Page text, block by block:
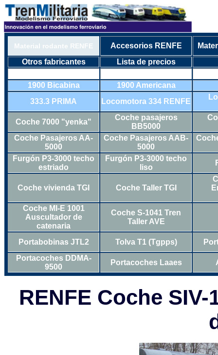
Material rodante RENFE Accesorios RENFE
Otros fabricantes
Lista de precios
1900 Bicabina
1900 Americana
333.3 PRIMA
Locomotora 334 RENFE
Coche 7000 "yenka"
Coche pasajeros
BB5000
Coche Pasajeros AA-
5000
Coche Pasajeros AAB-
5000
Furgón P3-3000 techo
estriado
Furgón P3-3000 techo
liso
Coche vivienda TGI Coche Taller TGI
Coche MI-E 1001
Auscultador de
catenaria
Coche S-1041 Tren
Taller AVE
Portabobinas JTL2 Tolva T1 (Tgpps)
Portacoches DDMA-
9500
Portacoches Laaes
RENFE Coche